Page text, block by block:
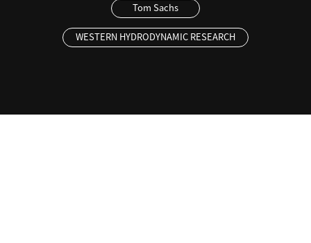
Tom Sachs
WESTERN HYDRODYNAMIC RESEARCH